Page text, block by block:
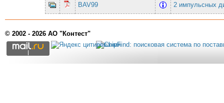
BAV99
2 импульсных
© 2002 - 2026 АО "Контест"